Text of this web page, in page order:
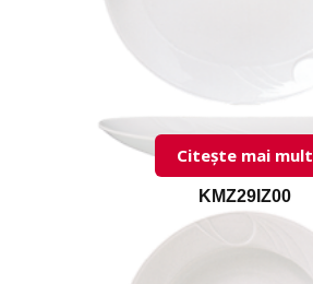
KMZ29IZ00
Citește mai mult